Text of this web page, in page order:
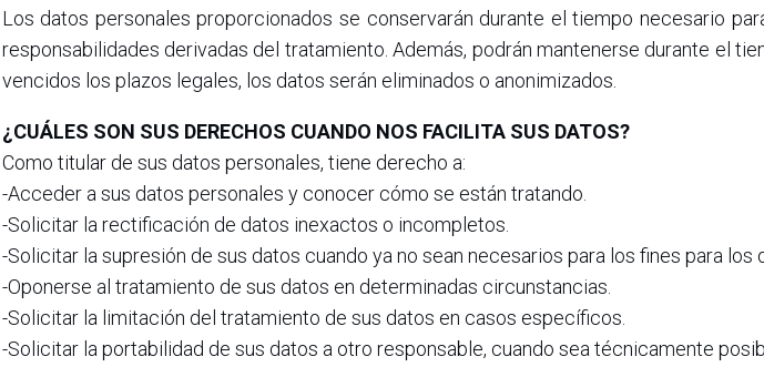
Los datos personales proporcionados se conservarán durante el tiempo necesario
responsabilidades derivadas del tratamiento. Además, podrán mantenerse durante el
vencidos los plazos legales, los datos serán eliminados o anonimizados.
¿CUÁLES SON SUS DERECHOS CUANDO NOS FACILITA SUS DATOS?
Como titular de sus datos personales, tiene derecho a:
-Acceder a sus datos personales y conocer cómo se están tratando.
-Solicitar la rectificación de datos inexactos o incompletos.
-Solicitar la supresión de sus datos cuando ya no sean necesarios para los fines para los
-Oponerse al tratamiento de sus datos en determinadas circunstancias.
-Solicitar la limitación del tratamiento de sus datos en casos específicos.
-Solicitar la portabilidad de sus datos a otro responsable, cuando sea técnicamente